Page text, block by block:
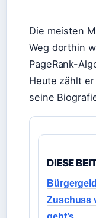
Die meisten
Weg dorthin
PageRank-
Heute zählt
seine
DIESE
Zuschuss